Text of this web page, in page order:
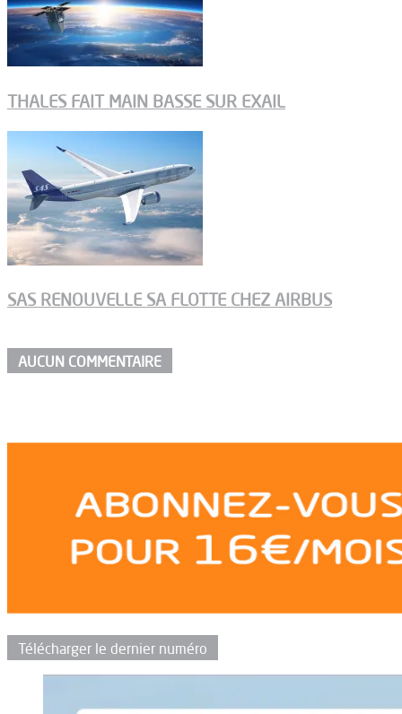
THALES FAIT MAIN BASSE SUR EXAIL
SAS RENOUVELLE SA FLOTTE CHEZ AIRBUS
AUCUN COMMENTAIRE
Télécharger le dernier numéro